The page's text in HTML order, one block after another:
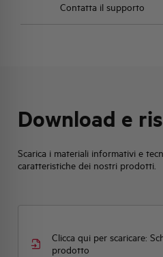
Contatta il supporto
Download e
Scarica i materiali informativi e
caratteristiche dei nostri prodotti.
Clicca qui per scaricare:
prodotto